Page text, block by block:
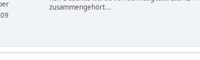
zusammengehört...